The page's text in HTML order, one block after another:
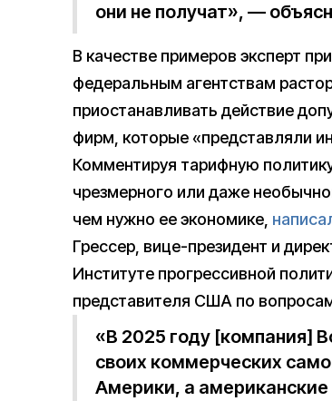
они не получат», —
В качестве примеров эксперт
федеральным агентствам
приостанавливать действие
фирм, которые «представляли
Комментируя тарифную
чрезмерного или даже
чем нужно ее экономике,
Грессер, вице-президент и
Институте прогрессивной
представителя США по
«В 2025 году [компания]
своих коммерческих
Америки, а